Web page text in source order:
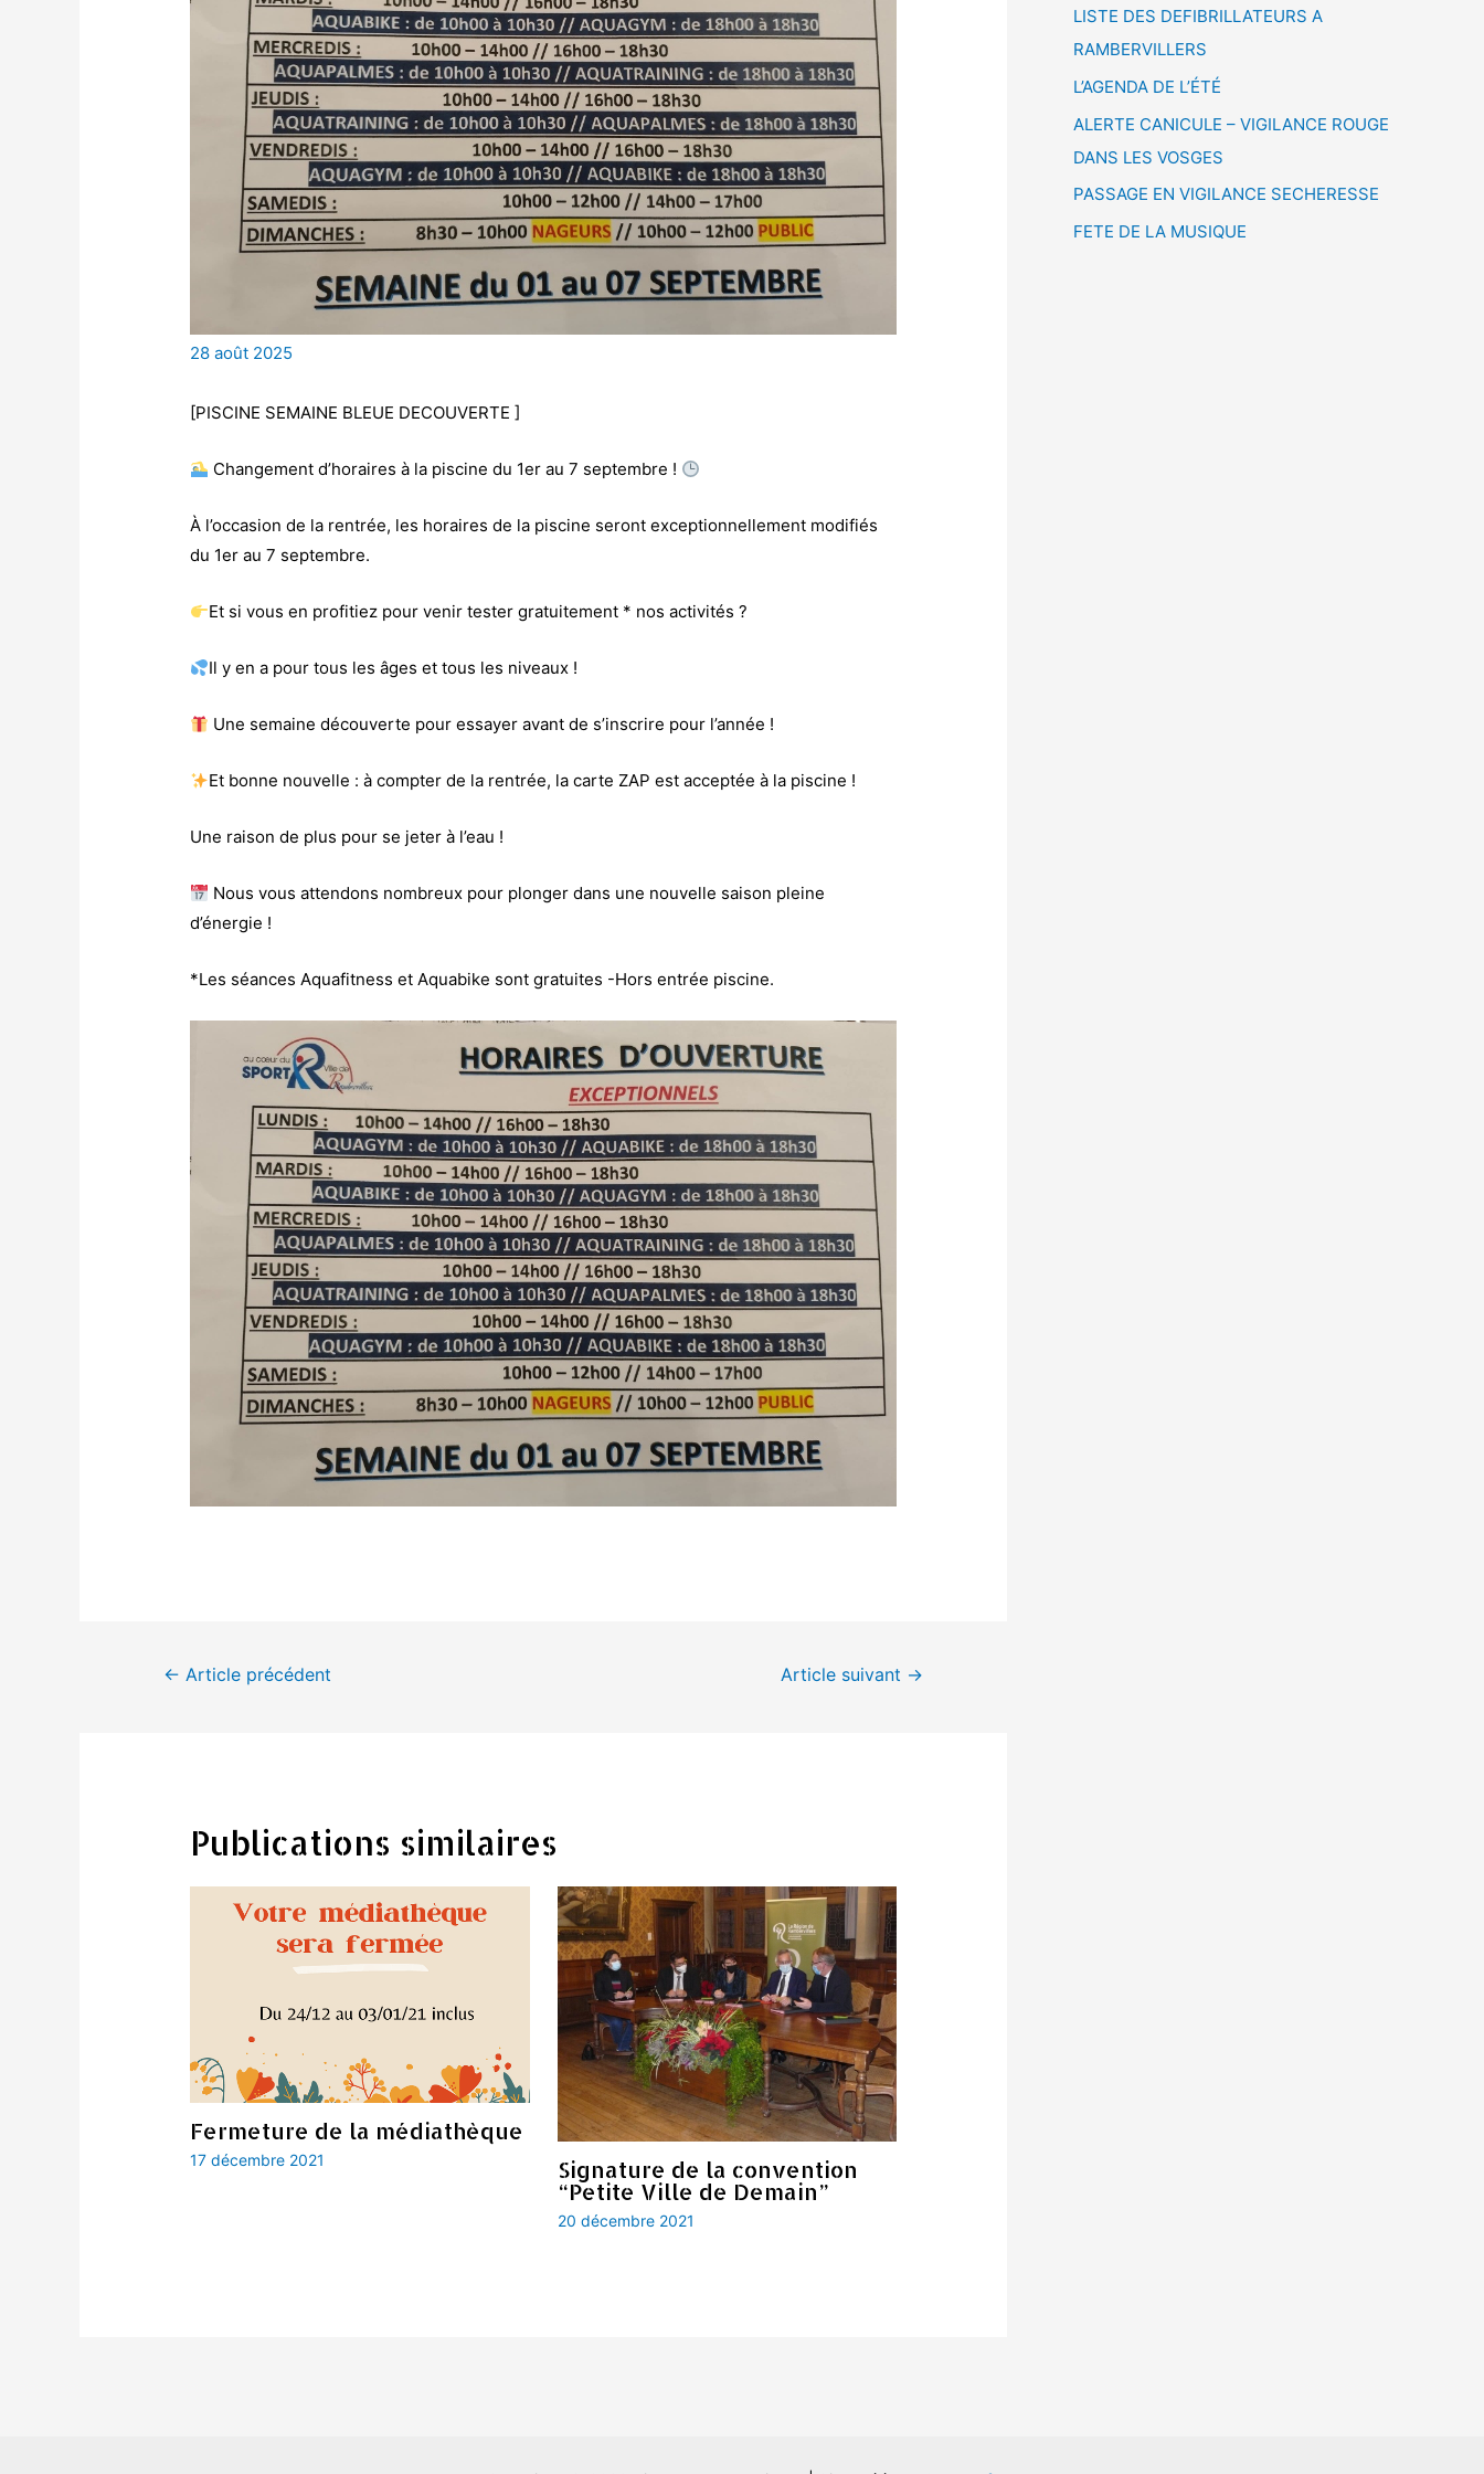
28 août 2025
[PISCINE SEMAINE BLEUE DECOUVERTE ]
Changement d’horaires à la piscine du 1er au 7 septembre !
À l’occasion de la rentrée, les horaires de la piscine seront exceptionnellement modifiés
du 1er au 7 septembre.
Et si vous en profitiez pour venir tester gratuitement * nos activités ?
Il y en a pour tous les âges et tous les niveaux !
Une semaine découverte pour essayer avant de s’inscrire pour l’année !
Et bonne nouvelle : à compter de la rentrée, la carte ZAP est acceptée à la piscine !
Une raison de plus pour se jeter à l’eau !
Nous vous attendons nombreux pour plonger dans une nouvelle saison pleine
d’énergie !
*Les séances Aquafitness et Aquabike sont gratuites -Hors entrée piscine.
Navigation
← Article précédent Article suivant →
Publications similaires
Fermeture de la médiathèque
17 décembre 2021 Signature de la convention
“Petite Ville de Demain”
20 décembre 2021
LISTE DES DEFIBRILLATEURS A
RAMBERVILLERS
L’AGENDA DE L’ÉTÉ
ALERTE CANICULE – VIGILANCE ROUGE
DANS LES VOSGES
PASSAGE EN VIGILANCE SECHERESSE
FETE DE LA MUSIQUE